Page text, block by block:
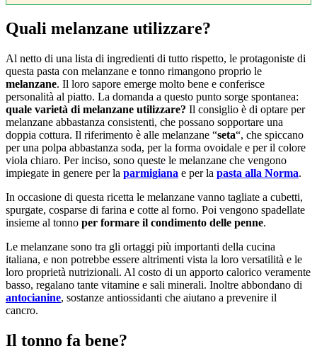
Quali melanzane utilizzare?
Al netto di una lista di ingredienti di tutto rispetto, le protagoniste di
questa pasta con melanzane e tonno rimangono proprio le
melanzane. Il loro sapore emerge molto bene e conferisce
personalità al piatto. La domanda a questo punto sorge spontanea:
quale varietà di melanzane utilizzare? Il consiglio è di optare per
melanzane abbastanza consistenti, che possano sopportare una
doppia cottura. Il riferimento è alle melanzane “seta“, che spiccano
per una polpa abbastanza soda, per la forma ovoidale e per il colore
viola chiaro. Per inciso, sono queste le melanzane che vengono
impiegate in genere per la parmigiana e per la pasta alla Norma.
In occasione di questa ricetta le melanzane vanno tagliate a cubetti,
spurgate, cosparse di farina e cotte al forno. Poi vengono spadellate
insieme al tonno per formare il condimento delle penne.
Le melanzane sono tra gli ortaggi più importanti della cucina
italiana, e non potrebbe essere altrimenti vista la loro versatilità e le
loro proprietà nutrizionali. Al costo di un apporto calorico veramente
basso, regalano tante vitamine e sali minerali. Inoltre abbondano di
antocianine, sostanze antiossidanti che aiutano a prevenire il
cancro.
Il tonno fa bene?